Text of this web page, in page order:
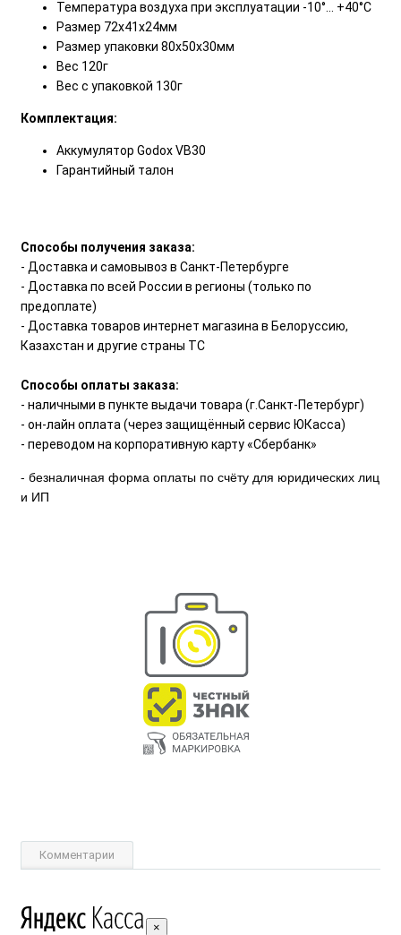
Температура воздуха при эксплуатации -10°… +40°С
Размер 72х41х24мм
Размер упаковки 80х50х30мм
Вес 120г
Вес с упаковкой 130г
Комплектация:
Аккумулятор Godox VB30
Гарантийный талон
Способы получения заказа:
- Доставка и самовывоз в Санкт-Петербурге
- Доставка по всей России в регионы (только по
предоплате)
- Доставка товаров интернет магазина в Белоруссию,
Казахстан и другие страны ТС
Способы оплаты заказа:
- наличными в пункте выдачи товара (г.Санкт-Петербург)
- он-лайн оплата (через защищённый сервис ЮКасса)
- переводом на корпоративную карту «Сбербанк»
- безналичная форма оплаты по счёту для юридических лиц
и ИП
Комментарии
×